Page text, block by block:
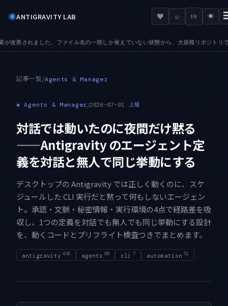
◉ANTIGRAVITY LAB ♥ ⌕ EN ☀
えていない状態から、大規模リポジトリでも目的のファイルへ辿り着けます●
記事一覧/Agents & Manager
◈ Agents & Manager/2026-07-01 上級
対話では動いたのに夜間だけ黙る
——Antigravity のエージェント定
義を対話と無人で同じ挙動にする
デスクトップの Antigravity では正しく動くのに、スケ
ジュールした CLI 実行だと黙って何もしないエージェン
ト。承認・文脈・秘密情報・実行環境の4点で経路差を吸
収し、1つの定義を対話でも無人でも同じ挙動にする設計
を、動くコードとプリフライト検査つきでまとめます。
antigravity 436 agents 90 cli 7 automation 51